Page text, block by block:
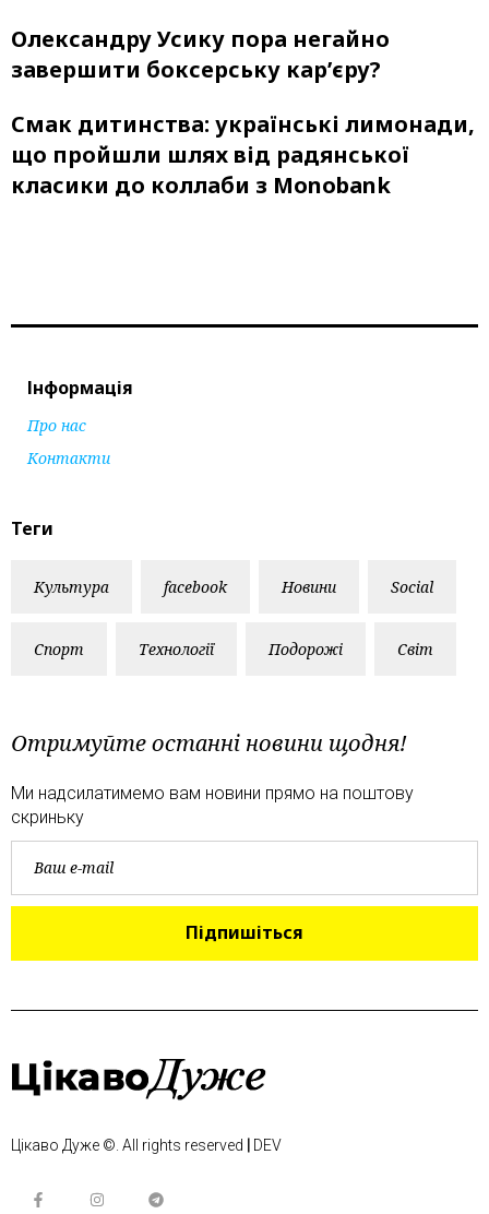
Олександру Усику пора негайно
завершити боксерську кар’єру?
Смак дитинства: українські лимонади,
що пройшли шлях від радянської
класики до коллаби з Monobank
Інформація
Про нас
Контакти
Теги
Культура facebook Новини Social
Спорт Технології Подорожі Світ
Отримуйте останні новини щодня!
Ми надсилатимемо вам новини прямо на поштову
скриньку
Підпишіться
Цікаво Дуже ©. All rights reserved DEV